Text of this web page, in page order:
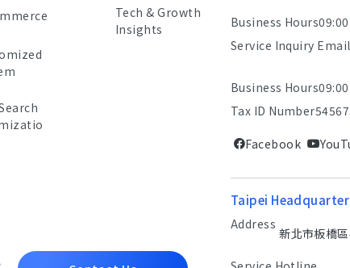
Tech & Growth
Insights
Business Hours
Service Inquiry Email
Business Hours
Tax ID Number
Facebook
Taipei Headquarter
Address
新北市板橋